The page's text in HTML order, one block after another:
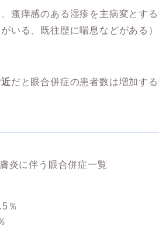
瘙痒感のある湿疹を主病変とす
いる、既往歴に喘息などがある
だと眼合併症の患者数は増加する
炎に伴う眼合併症一覧
％